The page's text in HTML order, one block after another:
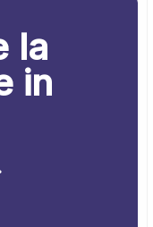
la
in